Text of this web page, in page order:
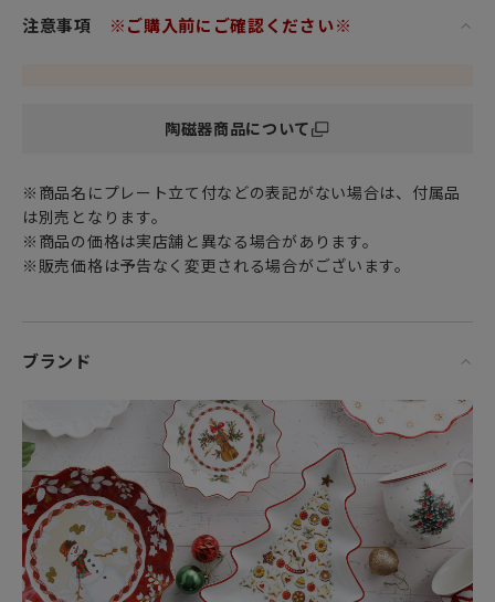
ブランドの強みでもある技術力と象徴的なデザインが融合し
ています。
組み合わせており
日本の家庭に取り入れやすい逸品です。
ラプティボウルのブラック＆ホワイト は
素晴らしいコレクターズアイテムであるだけでなく
この洗練された作品は、機能性と象徴的なデザインを組み合
食卓で目を引くだけでなく、スタイリッシュな装飾の絶対的
なハイライトになります。
球体は4つのボウル とセンタープレートを含む 5ピースで構成
され
ドイツの高品質の硬質陶器で作られています。
時代を超越した優雅さと一流の品質を体現する、それがラプ
ティボウルです。
注意事項 ※ご購入前にご確認ください※
陶磁器商品について
※商品名にプレート立て付などの表記がない場合は、付属品
は別売となります。
※商品の価格は実店舗と異なる場合があります。
※販売価格は予告なく変更される場合がございます。
ブランド